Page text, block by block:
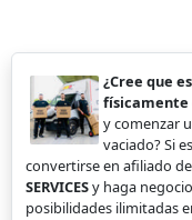
¿Cree que
físicamente
y comenzar
vaciado? Si
convertirse en afiliado
SERVICESy haga
posibilidades ilimitadas